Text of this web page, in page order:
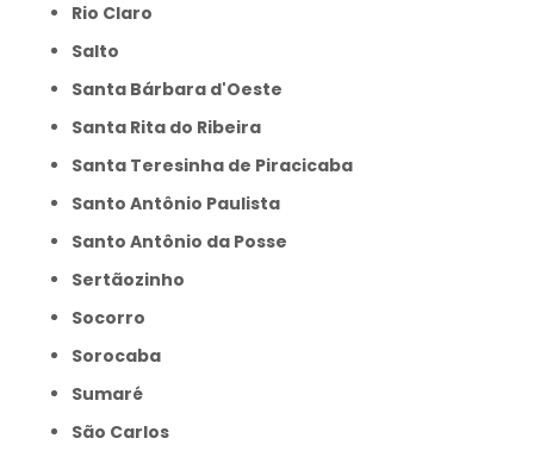
Rio Claro
Salto
Santa Bárbara d'Oeste
Santa Rita do Ribeira
Santa Teresinha de Piracicaba
Santo Antônio Paulista
Santo Antônio da Posse
Sertãozinho
Socorro
Sorocaba
Sumaré
São Carlos